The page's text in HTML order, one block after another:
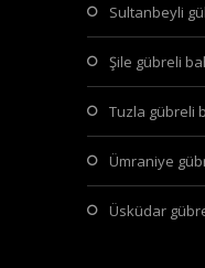
sultanbeyli
şile gübreli
tuzla gübreli
ümraniye
üsküdar